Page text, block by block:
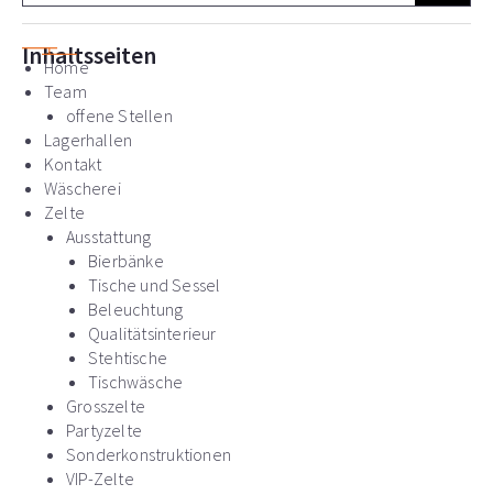
h
e
Inhaltsseiten
Home
Team
offene Stellen
Lagerhallen
Kontakt
Wäscherei
Zelte
Ausstattung
Bierbänke
Tische und Sessel
Beleuchtung
Qualitätsinterieur
Stehtische
Tischwäsche
Grosszelte
Partyzelte
Sonderkonstruktionen
VIP-Zelte